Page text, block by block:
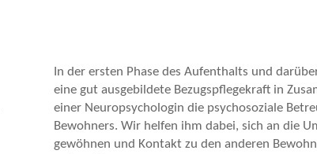
In der ersten Phase des Aufenthalts und
eine gut ausgebildete Bezugspflegekraft in
einer Neuropsychologin die psychosoziale
Bewohners. Wir helfen ihm dabei, sich an die
gewöhnen und Kontakt zu den anderen